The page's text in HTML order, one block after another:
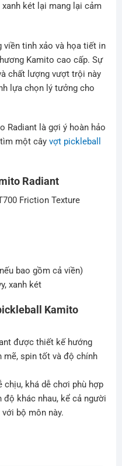
két lại mang lại cảm
tinh xảo và họa tiết in
Kamito cao cấp. Sự
chất lượng vượt trội này
lựa chọn lý tưởng cho
Radiant là gợi ý hoàn hảo
một cây vợt pickleball
Radiant
Friction Texture
bao gồm cả viền)
xanh két
Kamito
được thiết kế hướng
spin tốt và độ chính
khá dễ chơi phù hợp
khác nhau, kể cả người
bộ môn này.